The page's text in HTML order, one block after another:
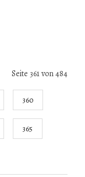
Seite 361 von 484
360
365